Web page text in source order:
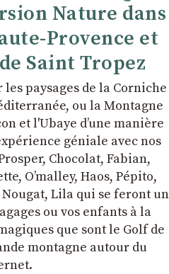
Nature dans
Provence et
Saint Tropez
paysages de la Corniche
ou la Montagne
et l'Ubaye dʼune manière
géniale avec nos
Chocolat, Fabian,
Oʼmalley, Haos, Pépito,
Lila qui se feront un
ou vos enfants à la
que sont le Golf de
montagne autour du